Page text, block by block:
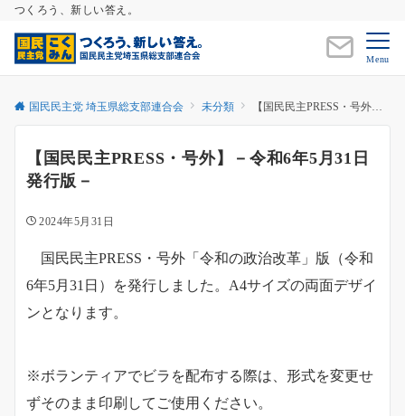
つくろう、新しい答え。
Menu
国民民主党 埼玉県総支部連合会 未分類 【国民民主PRESS・号外】－令和6年5月31日発行版－
【国民民主PRESS・号外】－令和6年5月31日
発行版－
2024年5月31日
国民民主PRESS・号外「令和の政治改革」版（令和
6年5月31日）を発行しました。A4サイズの両面デザイ
ンとなります。
※ボランティアでビラを配布する際は、形式を変更せ
ずそのまま印刷してご使用ください。